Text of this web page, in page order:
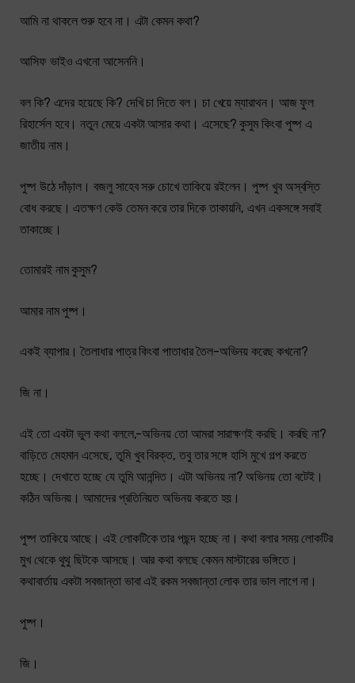
আমি না থাকলে শুরু হবে না। এটা কেমন কথা?
আসিফ ভাইও এখনো আসেননি।
বল কি? এদের হয়েছে কি? দেখি চা দিতে বল। চা খেয়ে ম্যারাথন। আজ ফুল
রিহার্সেল হবে। নতুন মেয়ে একটা আসার কথা। এসেছে? কুসুম কিংবা পুষ্প এ
জাতীয় নাম।
পুষ্প উঠে দাঁড়াল। বজলু সাহেব সরু চোখে তাকিয়ে রইলেন। পুষ্প খুব অস্বস্তি
বোধ করছে। এতক্ষণ কেউ তেমন করে তার দিকে তাকায়নি, এখন একসঙ্গে সবাই
তাকাচ্ছে।
তোমারই নাম কুসুম?
আমার নাম পুষ্প।
একই ব্যাপার। তৈলাধার পাত্র কিংবা পাতাধার তৈল-অভিনয় করেছ কখনো?
জি না।
এই তো একটা ভুল কথা বললে,-অভিনয় তো আমরা সারাক্ষণই করছি। করছি না?
বাড়িতে মেহমান এসেছে, তুমি খুব বিরক্ত, তবু তার সঙ্গে হাসি মুখে গল্প করতে
হচ্ছে। দেখাতে হচ্ছে যে তুমি আনন্দিত। এটা অভিনয় না? অভিনয় তো বটেই।
কঠিন অভিনয়। আমাদের প্রতিনিয়ত অভিনয় করতে হয়।
পুষ্প তাকিয়ে আছে। এই লোকটিকে তার পছন্দ হচ্ছে না। কথা বলার সময় লোকটির
মুখ থেকে থুথু ছিটকে আসছে। আর কথা বলছে কেমন মাস্টারের ভঙ্গিতে।
কথাবার্তায় একটা সবজান্তা ভাবা এই রকম সবজান্তা লোক তার ভাল লাগে না।
পুষ্প।
জি।